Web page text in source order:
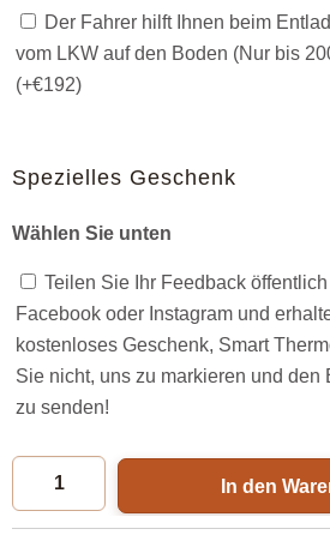
Der Fahrer hilft Ihnen beim
vom LKW auf den Boden (Nur bis
(+€192)
Spezielles Geschenk
Wählen Sie unten
Teilen Sie Ihr Feedback
Facebook oder Instagram und
kostenloses Geschenk, Smart
Sie nicht, uns zu markieren und den
zu senden!
In den